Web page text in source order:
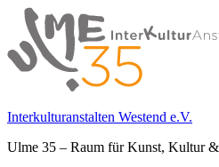
Springe
zum
Inhalt
Interkulturanstalten Westend e.V.
Ulme 35 – Raum für Kunst, Kultur